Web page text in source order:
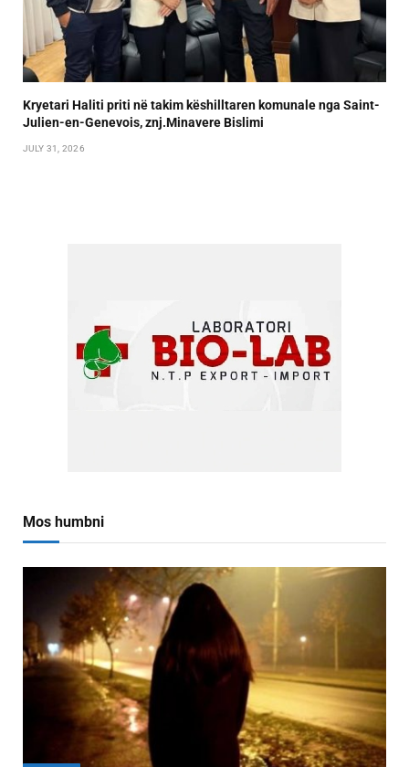
Kryetari Haliti priti në takim këshilltaren komunale nga Saint-
Julien-en-Genevois, znj.Minavere Bislimi
JULY 31, 2026
Mos humbni